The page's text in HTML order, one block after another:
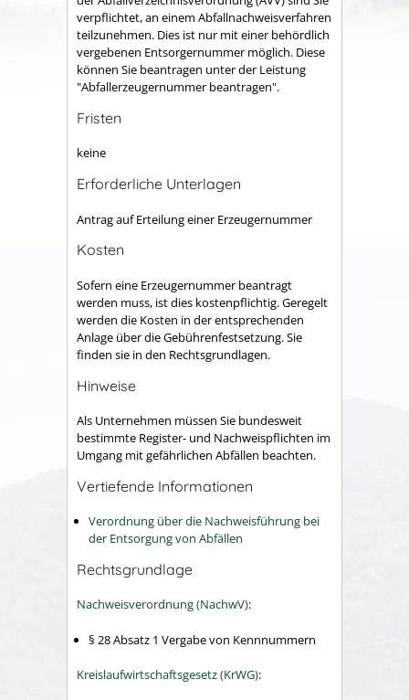
verpflichtet, an einem Abfallnachweisverfahren
teilzunehmen. Dies ist nur mit einer behördlich
vergebenen Entsorgernummer möglich. Diese
können Sie beantragen unter der Leistung
"Abfallerzeugernummer beantragen".
Fristen
keine
Erforderliche Unterlagen
Antrag auf Erteilung einer Erzeugernummer
Kosten
Sofern eine Erzeugernummer beantragt
werden muss, ist dies kostenpflichtig. Geregelt
werden die Kosten in der entsprechenden
Anlage über die Gebührenfestsetzung. Sie
finden sie in den Rechtsgrundlagen.
Hinweise
Als Unternehmen müssen Sie bundesweit
bestimmte Register- und Nachweispflichten im
Umgang mit gefährlichen Abfällen beachten.
Vertiefende Informationen
Verordnung über die Nachweisführung bei
der Entsorgung von Abfällen
Rechtsgrundlage
Nachweisverordnung (NachwV):
§ 28 Absatz 1 Vergabe von Kennnummern
Kreislaufwirtschaftsgesetz (KrWG):